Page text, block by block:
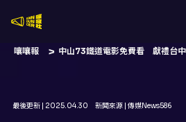
嚷嚷報 中山73鐵道電影免費看 獻禮台
最後更新 | 2025.04.30 新聞來源 | 傳媒News586